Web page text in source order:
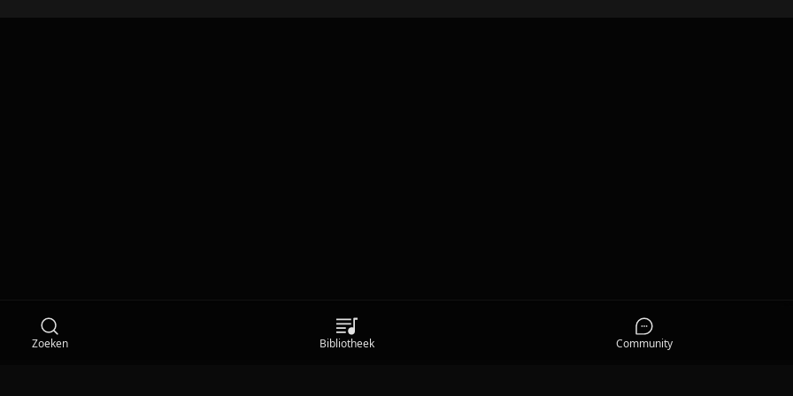
Zoeken Bibliotheek Community